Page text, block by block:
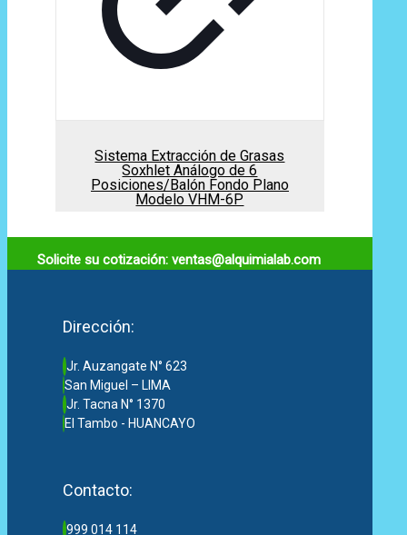
Sistema Extracción de Grasas
Soxhlet Análogo de 6
Posiciones/Balón Fondo Plano
Modelo VHM-6P
Solicite su cotización: ventas@alquimialab.com
Dirección:
Jr. Auzangate N° 623
San Miguel – LIMA
Jr. Tacna N° 1370
El Tambo - HUANCAYO
Contacto:
999 014 114